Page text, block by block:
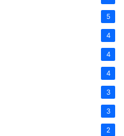
5
4
4
4
3
3
2